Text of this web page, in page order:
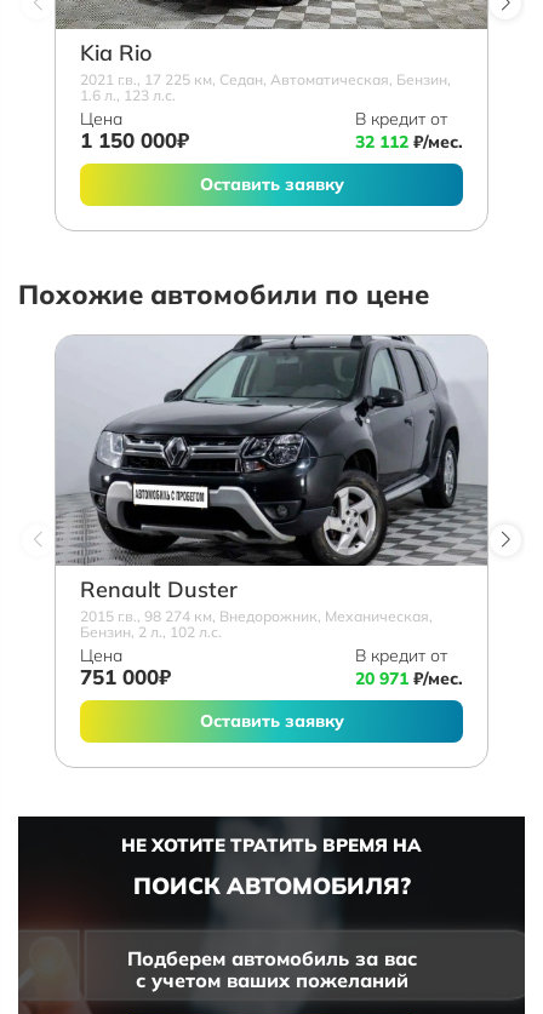
Kia Rio
2021 г.в., 17 225 км, Седан, Автоматическая, Бензин,
1.6 л., 123 л.с.
Цена
1 150 000₽
В кредит от
32 112 ₽/мес.
Оставить заявку
Похожие автомобили по цене
Renault Duster
2015 г.в., 98 274 км, Внедорожник, Механическая,
Бензин, 2 л., 102 л.с.
Цена
751 000₽
В кредит от
20 971 ₽/мес.
Оставить заявку
НЕ ХОТИТЕ ТРАТИТЬ ВРЕМЯ НА
ПОИСК АВТОМОБИЛЯ?
Подберем автомобиль за вас
с учетом ваших пожеланий